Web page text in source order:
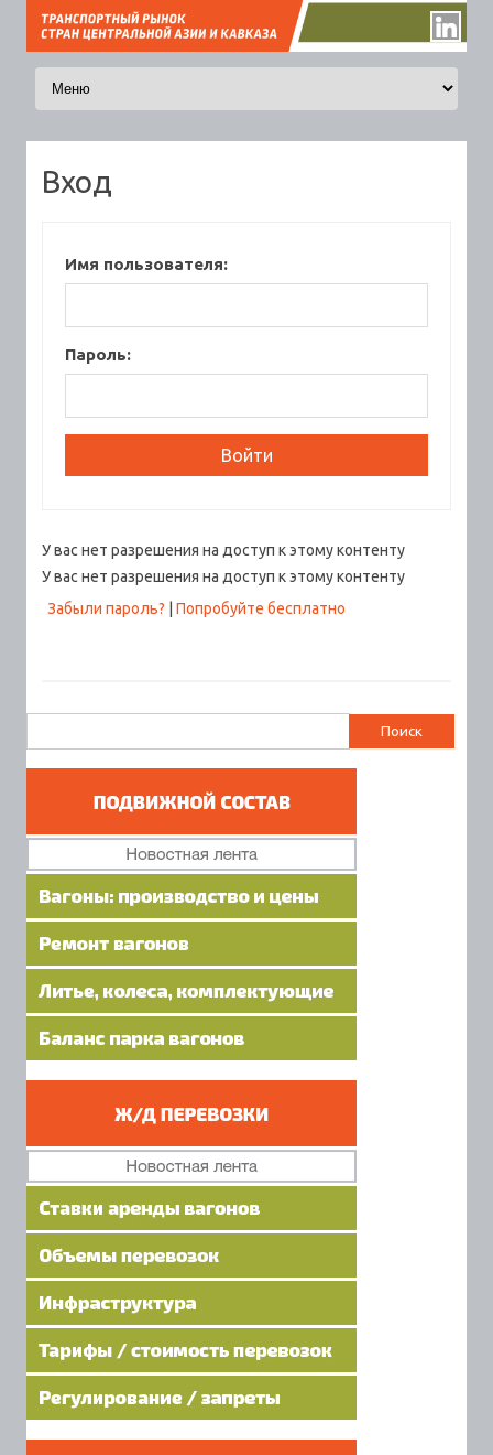
Перейти к содержимому
Вход
Имя пользователя:
Пароль:
У вас нет разрешения на доступ к этому контенту
У вас нет разрешения на доступ к этому контенту
Забыли пароль? | Попробуйте бесплатно